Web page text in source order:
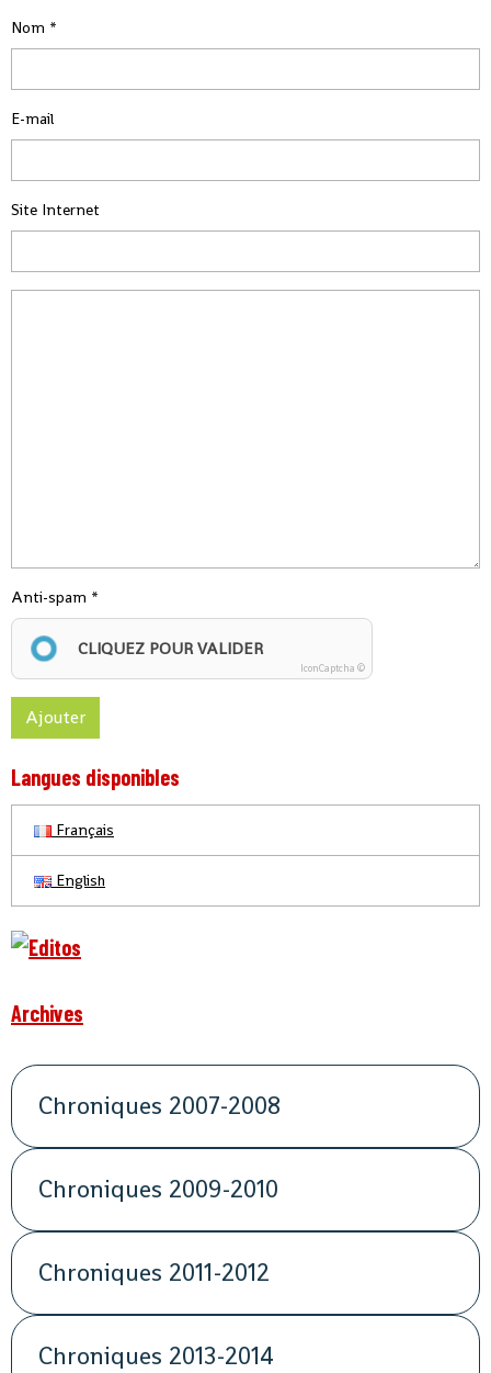
Nom
E-mail
Site Internet
Anti-spam
CLIQUEZ POUR VALIDER
IconCaptcha ©
Ajouter
Langues disponibles
Français
English
Archives
Chroniques 2007-2008
Chroniques 2009-2010
Chroniques 2011-2012
Chroniques 2013-2014